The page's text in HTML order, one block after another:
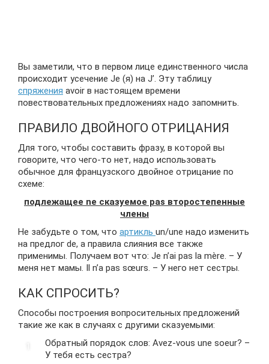
Вы заметили, что в первом лице единственного числа
происходит усечение Je (я) на J’. Эту таблицу
спряжения avoir в настоящем времени
повествовательных предложениях надо запомнить.
ПРАВИЛО ДВОЙНОГО ОТРИЦАНИЯ
Для того, чтобы составить фразу, в которой вы
говорите, что чего-то нет, надо использовать
обычное для французского двойное отрицание по
схеме:
подлежащее ne сказуемое pas второстепенные
члены
Не забудьте о том, что артикль un/une надо изменить
на предлог de, а правила слияния все также
применимы. Получаем вот что: Je n’ai pas la mère. – У
меня нет мамы. Il n’a pas sœurs. – У него нет сестры.
КАК СПРОСИТЬ?
Способы построения вопросительных предложений
такие же как в случаях с другими сказуемыми:
Обратный порядок слов: Avez-vous une soeur? –
У тебя есть сестра?